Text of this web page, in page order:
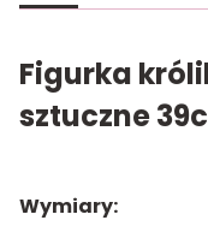
Figurka
sztuczne
Wymiary: